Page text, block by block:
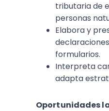
tributaria de
personas
Elabora y
formularios.
Interpreta
adapta
Oportunidades